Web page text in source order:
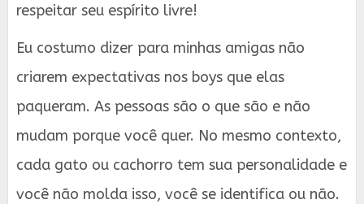
respeitar seu espírito livre!
Eu costumo dizer para minhas amigas não
criarem expectativas nos boys que elas
paqueram. As pessoas são o que são e não
mudam porque você quer. No mesmo contexto,
cada gato ou cachorro tem sua personalidade e
você não molda isso, você se identifica ou não.